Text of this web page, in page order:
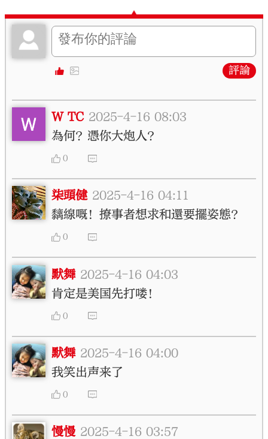
評論
W TC 2025-4-16 08:03
為何？憑你大炮人？
0
柒頭健 2025-4-16 04:11
黐線嘅！撩事者想求和還要擺姿態？
0
默舞 2025-4-16 04:03
肯定是美国先打喽！
0
默舞 2025-4-16 04:00
我笑出声来了
0
慢慢 2025-4-16 03:57